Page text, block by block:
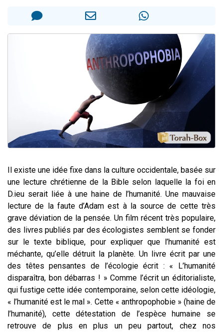
3 personnes viennent de faire un don pour Diane, 80 ans, dans un appartement insalubre
2 personnes viennent de nous rejoindre sur WhatsApp
Il existe une idée fixe dans la culture occidentale, basée sur
une lecture chrétienne de la Bible selon laquelle la foi en
D.ieu serait liée à une haine de l’humanité. Une mauvaise
lecture de la faute d’Adam est à la source de cette très
grave déviation de la pensée. Un film récent très populaire,
des livres publiés par des écologistes semblent se fonder
sur le texte biblique, pour expliquer que l’humanité est
méchante, qu’elle détruit la planète. Un livre écrit par une
des têtes pensantes de l’écologie écrit : « L’humanité
disparaîtra, bon débarras ! » Comme l’écrit un éditorialiste,
qui fustige cette idée contemporaine, selon cette idéologie,
« l’humanité est le mal ». Cette « anthropophobie » (haine de
l’humanité), cette détestation de l’espèce humaine se
retrouve de plus en plus un peu partout, chez nos